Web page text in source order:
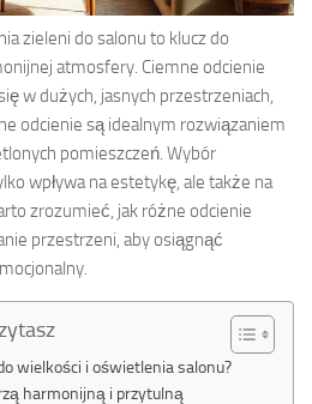
zieleni do salonu to klucz do
atmosfery. Ciemne odcienie
w dużych, jasnych przestrzeniach,
odcienie są idealnym rozwiązaniem
pomieszczeń. Wybór
wpływa na estetykę, ale także na
zrozumieć, jak różne odcienie
przestrzeni, aby osiągnąć
wielkości i oświetlenia salonu?
harmonijną i przytulną